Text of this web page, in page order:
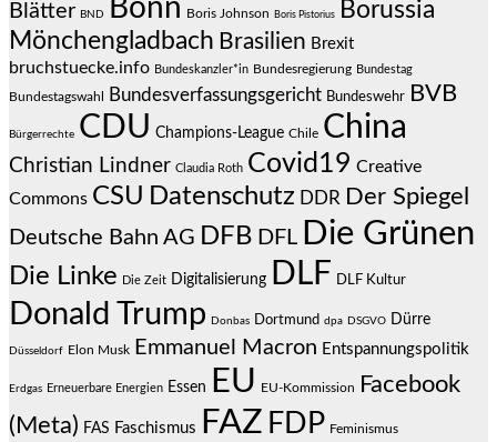
Blätter BND Bonn Boris Johnson Boris Pistorius
Borussia
Mönchengladbach Brasilien Brexit
bruchstuecke.info Bundeskanzler*in Bundesregierung Bundestag
Bundestagswahl Bundesverfassungsgericht Bundeswehr BVB
Bürgerrechte CDU Champions-League Chile China
Christian Lindner Claudia Roth Covid19 Creative
Commons CSU Datenschutz DDR Der Spiegel
Deutsche Bahn AG DFB DFL Die Grünen
Die Linke Die Zeit Digitalisierung DLF DLF Kultur
Donald Trump Donbas Dortmund dpa DSGVO Dürre
Düsseldorf Elon Musk Emmanuel Macron Entspannungspolitik
Erdgas Erneuerbare Energien Essen EU EU-Kommission
Facebook
(Meta) FAS Faschismus FAZ FDP Feminismus